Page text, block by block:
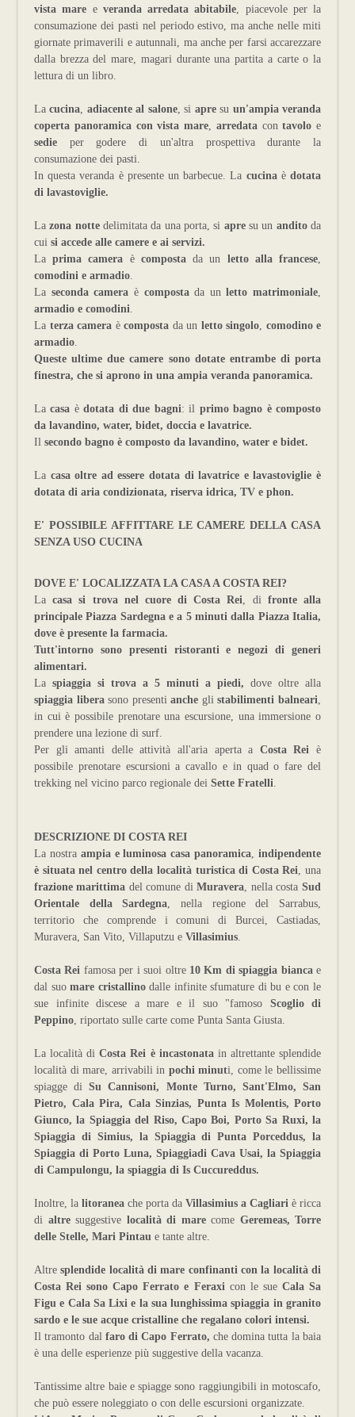
vista mare e veranda arredata abitabile , piacevole per la
consumazione dei pasti nel periodo estivo, ma anche nelle miti
giornate primaverili e autunnali, ma anche per farsi accarezzare
dalla brezza del mare, magari durante una partita a carte o la
lettura di un libro.
Lacucina adiacente al salone, si apresu un'ampia veranda
coperta panoramica con vista mare
arredata con tavolo e
sedie per godere di un'altra prospettiva durante la
consumazione dei pasti.
In questa veranda è presente un barbecue. La cucina èdotata
di lavastoviglie.
Lazona nottedelimitata da una porta, si apresu un anditoda
cui si accede alle camere e ai servizi.
Laprima camera è composta da un letto alla francese
comodini e armadio
La seconda camera è composta da unletto matrimoniale
armadio e comodini
La terza camera è composta da un letto singolo comodino e
armadio
Queste ultime due camere sono dotate entrambe di porta
finestra, che si aprono in una ampia veranda panoramica.
La casa èdotata di due bagni: il primo bagno è composto
da lavandino, water, bidet, doccia e lavatrice.
Il secondo bagno è composto da lavandino, water e bidet.
La casa oltre ad essere dotata di lavatrice e lavastoviglie è
dotata di aria condizionata, riserva idrica, TV e phon.
E' POSSIBILE AFFITTARE LE CAMERE DELLA CASA
SENZA USO CUCINA
DOVE E' LOCALIZZATA LA CASA A COSTA REI?
La casa si trova nel cuore di Costa Rei , di fronte alla
principale Piazza Sardegna e a 5 minuti dalla Piazza Italia,
dove è presente la farmacia.
Tutt'intorno sono presenti ristoranti e negozi di generi
alimentari.
La spiaggia si trova a 5 minuti a piedi, dove oltre alla
spiaggia libera sono presenti anche gli stabilimenti balneari
in cui è possibile prenotare una escursione, una immersione o
prendere una lezione di surf.
Per gli amanti delle attività all'aria aperta a Costa Rei è
possibile prenotare escursioni a cavallo e in quad o fare del
trekking nel vicino parco regionale dei Sette Fratelli
DESCRIZIONE DI COSTA REI
La nostraampia e luminosa casa panoramica ,indipendente
è situata nel centro della località turistica di Costa Rei , una
frazione marittima del comune diMuravera , nella costa Sud
Orientale della Sardegna , nella regione del Sarrabus,
territorio che comprende i comuni di Burcei, Castiadas,
Muravera, San Vito, Villaputzu e Villasimius
Costa Rei famosa per i suoi oltre 10 Km di spiaggia bianca e
dal suomare cristallinodalle infinite sfumature di bu e con le
sue infinite discese a mare e il suo "famoso Scoglio di
Peppino , riportato sulle carte come Punta Santa Giusta.
La località diCosta Rei è incastonata in altrettante splendide
località di mare, arrivabili in pochi minuti, come le bellissime
spiagge di Su Cannisoni, Monte Turno, Sant'Elmo, San
Pietro, Cala Pira, Cala Sinzias, Punta Is Molentis, Porto
Giunco, la Spiaggia del Riso, Capo Boi, Porto Sa Ruxi, la
Spiaggia di Simius, la Spiaggia di Punta Porceddus, la
Spiaggia di Porto Luna, Spiaggiadi Cava Usai, la Spiaggia
di Campulongu, la spiaggia di Is Cuccureddus.
Inoltre, la litoranea che porta da Villasimius a Cagliari è ricca
di altresuggestive località di mare come Geremeas, Torre
delle Stelle, Mari Pintau e tante altre.
Altresplendide località di mare confinanti con la località di
Costa Rei sono Capo Ferrato e Feraxi con le sue Cala Sa
Figu e Cala Sa Lixi e la sua lunghissima spiaggia in granito
sardo e le sue acque cristalline che regalano colori intensi.
Il tramonto dal faro di Capo Ferrato, che domina tutta la baia
è una delle esperienze più suggestive della vacanza.
Tantissime altre baie e spiagge sono raggiungibili in motoscafo,
che può essere noleggiato o con delle escursioni organizzate.